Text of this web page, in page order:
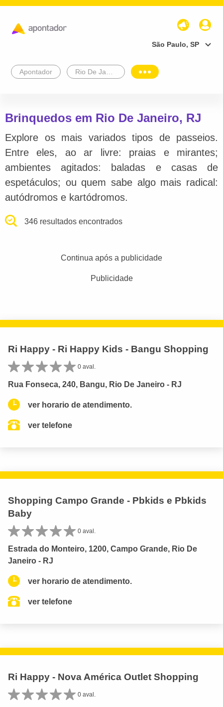
São Paulo, SP
Apontador
Brinquedos em Rio De Janeiro, RJ
Explore os mais variados tipos de passeios.
Entre eles, ao ar livre: praias e mirantes;
ambientes agitados: baladas e casas de
espetáculos; ou quem sabe algo mais radical:
autódromos e kartódromos.
346 resultados encontrados
Continua após a publicidade
Publicidade
Ri Happy - Ri Happy Kids - Bangu Shopping
0 aval.
Rua Fonseca, 240, Bangu, Rio De Janeiro - RJ
ver horario de atendimento.
ver telefone
Shopping Campo Grande - Pbkids e Pbkids
Baby
0 aval.
Estrada do Monteiro, 1200, Campo Grande, Rio De
Janeiro - RJ
ver horario de atendimento.
ver telefone
Ri Happy - Nova América Outlet Shopping
0 aval.